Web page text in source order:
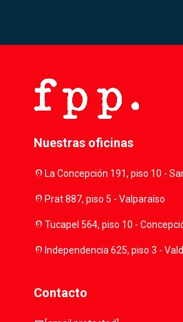
Nuestras oficinas
location_onLa Concepción 191, piso 10 -
location_onPrat 887, piso 5 - Valparaíso
location_onTucapel 564, piso 10 -
location_onIndependencia 625, piso 3 -
Contacto